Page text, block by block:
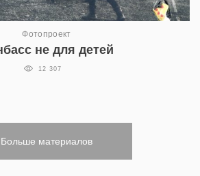
Фотопроект
не для детей
12 307
Больше материалов